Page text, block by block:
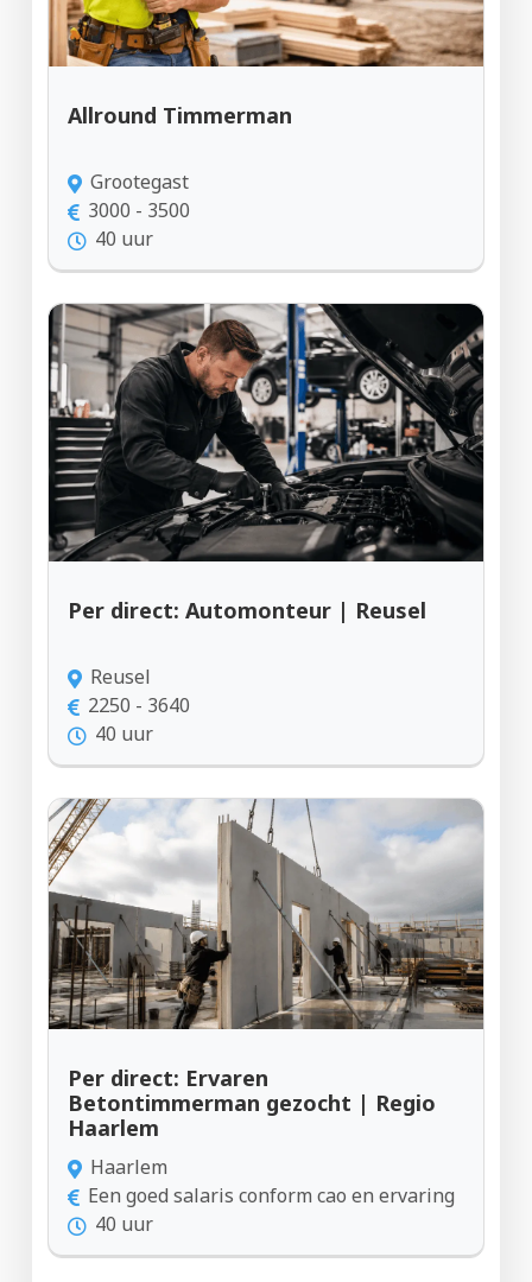
Allround Timmerman
Grootegast
3000 - 3500
40 uur
Per direct: Automonteur | Reusel
Reusel
2250 - 3640
40 uur
Per direct: Ervaren
Betontimmerman gezocht | Regio
Haarlem
Haarlem
Een goed salaris conform cao en ervaring
40 uur